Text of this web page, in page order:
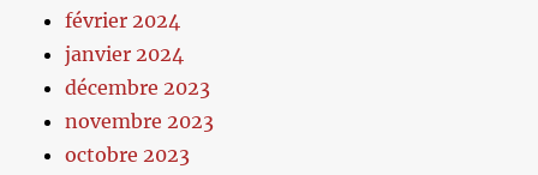
février 2024
janvier 2024
décembre 2023
novembre 2023
octobre 2023